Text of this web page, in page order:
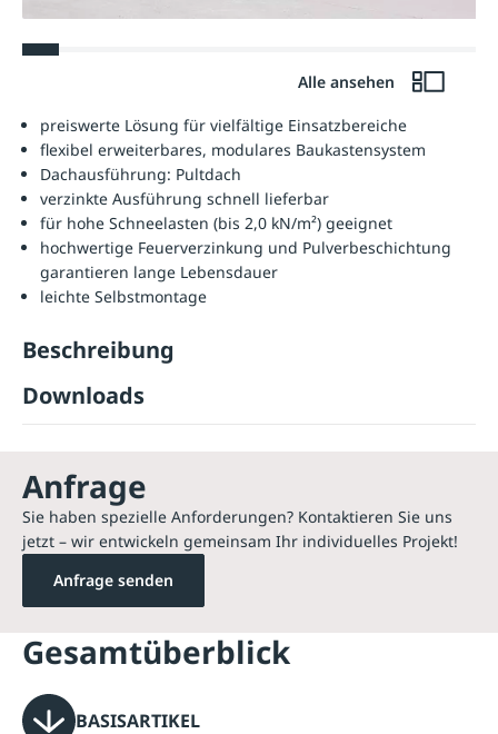
Alle ansehen
preiswerte Lösung für vielfältige Einsatzbereiche
flexibel erweiterbares, modulares Baukastensystem
Dachausführung: Pultdach
verzinkte Ausführung schnell lieferbar
für hohe Schneelasten (bis 2,0 kN/m²) geeignet
hochwertige Feuerverzinkung und Pulverbeschichtung
garantieren lange Lebensdauer
leichte Selbstmontage
Beschreibung
Downloads
Anfrage
Sie haben spezielle Anforderungen? Kontaktieren Sie uns
jetzt – wir entwickeln gemeinsam Ihr individuelles Projekt!
Anfrage senden
Gesamtüberblick
BASISARTIKEL